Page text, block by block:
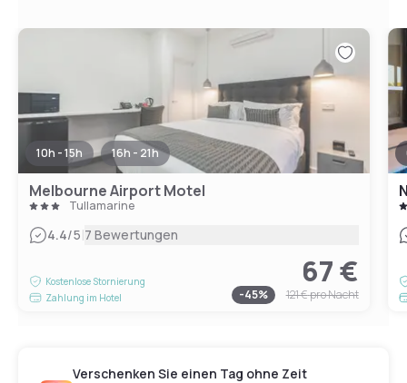
10h - 15h 16h - 21h
Melbourne Airport Motel
Tullamarine
4.4/5|7 Bewertungen
Kostenlose Stornierung
Zahlung im Hotel
67 €
-45% 121 €pro Nacht
Verschenken Sie einen Tag ohne Zeit